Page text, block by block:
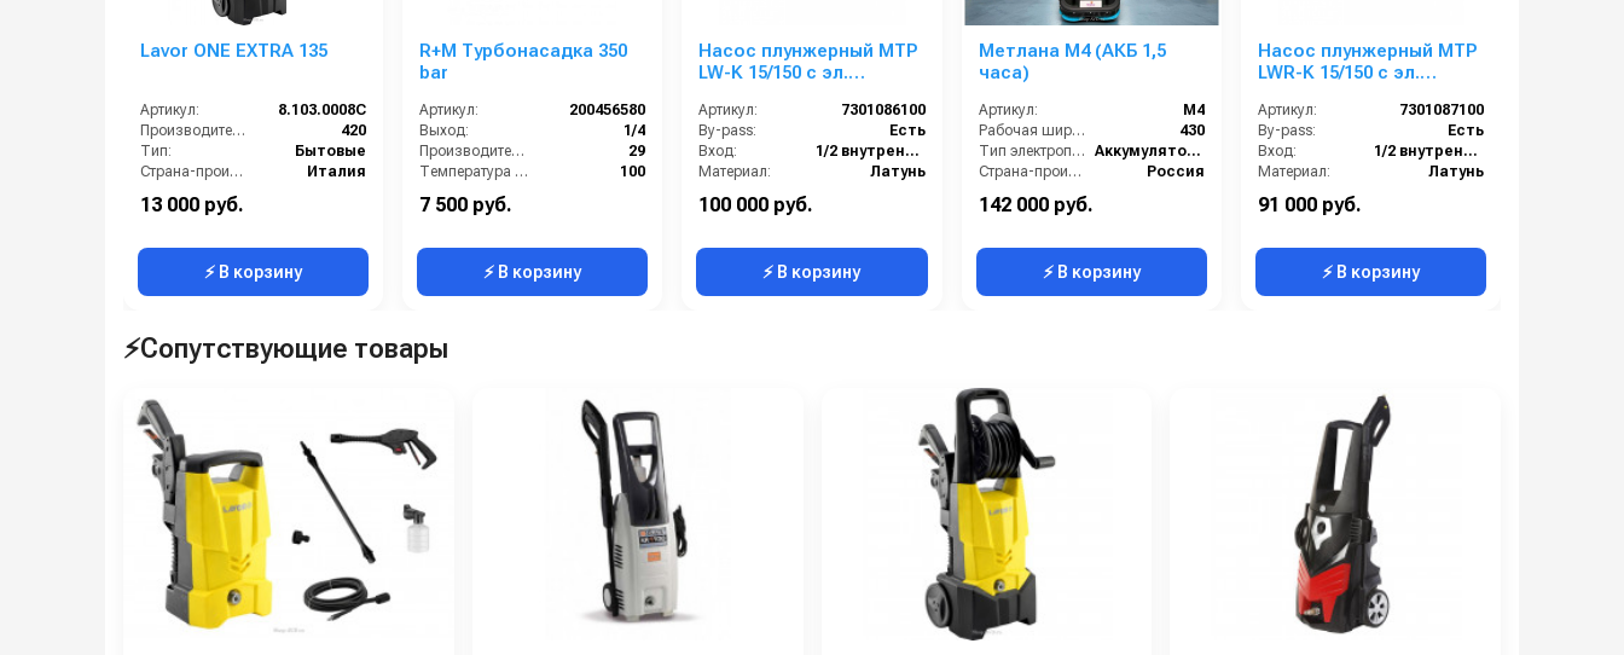
Lavor ONE EXTRA 135
Артикул:
8.103.0008C
Производительность (л/ч):
420
Тип:
Бытовые
Страна-производитель:
Италия
Рабочее давление (бар):
Мощность (кВт):
13 000 руб.
⚡ В корзину
R+M Турбонасадка 350
bar
Артикул:
200456580
Выход:
1/4
Производительность (л/ч):
29
Температура (°C):
100
7 500 руб.
⚡ В корзину
Насос плунжерный MTP
LW-K 15/150 с эл.
220/380 В
Артикул:
7301086100
By-pass:
Есть
Вход:
1/2 внутренняя резьба
Материал:
Латунь
Производительность (л/мин):
Производительность (л/ч):
100 000 руб.
⚡ В корзину
Метлана М4 (АКБ 1,5
часа)
Артикул:
М4
Рабочая ширина (мм):
430
Тип электропитания:
Аккумуляторная
Страна-производитель:
Россия
Количество щеток (шт):
142 000 руб.
⚡ В корзину
Насос плунжерный MTP
LWR-K 15/150 с эл.
220/380 В
Артикул:
7301087100
By-pass:
Есть
Вход:
1/2 внутренняя резьба
Материал:
Латунь
Производительность (л/мин):
Производительность (л/ч):
91 000 руб.
⚡ В корзину
⚡Сопутствующие товары